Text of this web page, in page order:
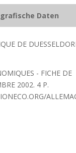
Daten
DE
- FICHE DE
2002. 4 P.